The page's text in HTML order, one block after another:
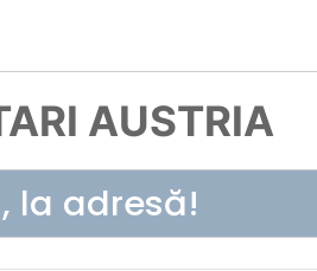
AUSTRIA
la adresă!